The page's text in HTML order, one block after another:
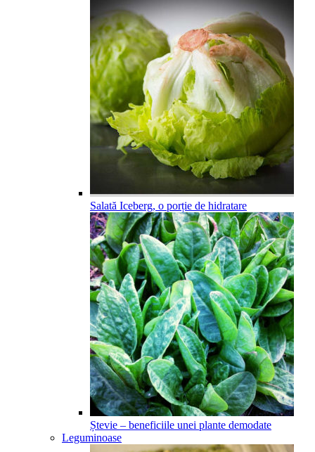
Salată Iceberg, o porție de hidratare
Ștevie – beneficiile unei plante demodate
Leguminoase